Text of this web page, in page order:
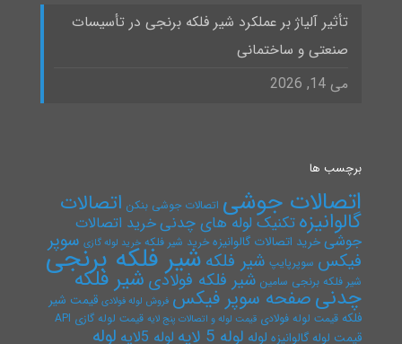
تأثیر آلیاژ بر عملکرد شیر فلکه برنجی در تأسیسات
صنعتی و ساختمانی
می 14, 2026
برچسب ها
اتصالات جوشی اتصالات جوشی بنکن اتصالات
گالوانیزهتکنیک لوله های چدنیخرید اتصالات
جوشیخرید اتصالات گالوانیزه خرید شیر فلکه خرید لوله گازی سوپر
فیکس سوپرپایپ شیر فلکه شیر فلکه برنجی
شیر فلکه برنجی سامین شیر فلکه فولادی شیر فلکه
چدنیصفحه سوپر فیکس فروش لوله فولادی قیمت شیر
فلکه قیمت لوله فولادی قیمت لوله و اتصالات پنج لایه قیمت لوله گازی API
قیمت لوله گالوانیزه لوله لوله 5 لایه لوله 5لایه لوله